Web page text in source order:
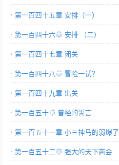
第一百四十五章 安排（一）
第一百四十六章 安排 （二）
第一百四十七章 闭关
第一百四十八章 冒险一试？
第一百四十九章 出关
第一百五十章 曾经的誓言
第一百五十一章 小三神马的弱爆了
第一百五十二章 强大的天下商会